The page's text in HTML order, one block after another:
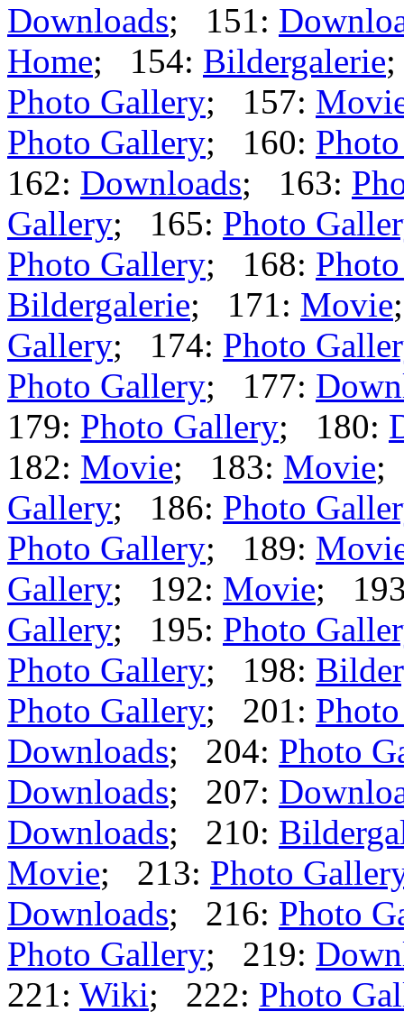
Downloads; 151:
Home; 154: Bildergalerie
Photo Gallery; 157:
Photo Gallery; 160:
162: Downloads; 163:
Gallery; 165: Photo
Photo Gallery; 168:
Bildergalerie; 171: Movie
Gallery; 174: Photo
Photo Gallery; 177:
179: Photo Gallery; 180:
182: Movie; 183: Movie;
Gallery; 186: Photo
Photo Gallery; 189:
Gallery; 192: Movie;
Gallery; 195: Photo
Photo Gallery; 198:
Photo Gallery; 201:
Downloads; 204: Photo
Downloads; 207:
Downloads; 210:
Movie; 213: Photo
Downloads; 216: Photo
Photo Gallery; 219:
221: Wiki; 222: Photo